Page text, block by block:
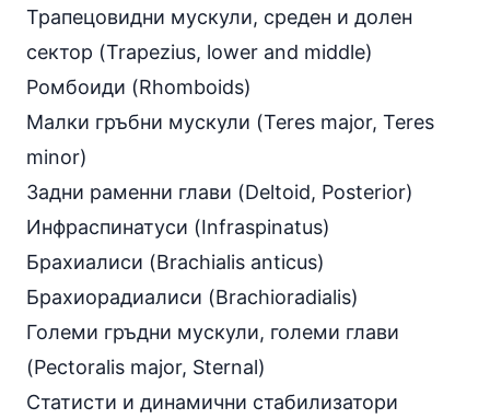
Трапецовидни мускули, среден и долен
сектор (Trapezius, lower and middle)
Ромбоиди (Rhomboids)
Малки гръбни мускули (Teres major, Teres
minor)
Задни раменни глави (Deltoid, Posterior)
Инфраспинатуси (Infraspinatus)
Брахиалиси (Brachialis anticus)
Брахиорадиалиси (Brachioradialis)
Големи гръдни мускули, големи глави
(Pectoralis major, Sternal)
Статисти и динамични стабилизатори